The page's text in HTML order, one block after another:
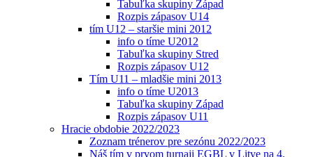
Tabuľka skupiny Západ
Rozpis zápasov U14
tím U12 – staršie mini 2012
info o tíme U2012
Tabuľka skupiny Stred
Rozpis zápasov U12
Tím U11 – mladšie mini 2013
info o tíme U2013
Tabuľka skupiny Západ
Rozpis zápasov U11
Hracie obdobie 2022/2023
Zoznam trénerov pre sezónu 2022/2023
Náš tím v prvom turnaji EGBL v Litve na 4.